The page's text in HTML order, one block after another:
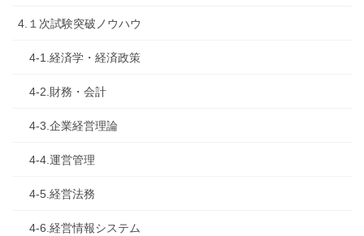
4.１次試験突破ノウハウ
4-1.経済学・経済政策
4-2.財務・会計
4-3.企業経営理論
4-4.運営管理
4-5.経営法務
4-6.経営情報システム